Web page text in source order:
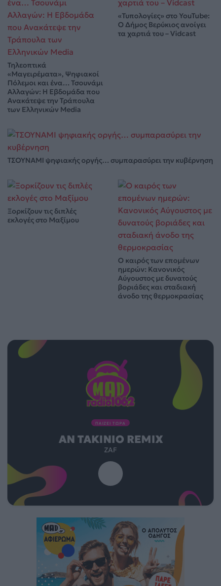
Τηλεοπτικά
«Μαγειρέματα», Ψηφιακοί
Πόλεμοι και ένα… Τσουνάμι
Αλλαγών: Η Εβδομάδα που
Ανακάτεψε την Τράπουλα
των Ελληνικών Media
«Τυπολογίες» στο YouTube:
Ο Δήμος Βερύκιος ανοίγει
τα χαρτιά του – Vidcast
ΤΣΟΥΝΑΜΙ ψηφιακής οργής… συμπαρασύρει την κυβέρνηση
Ξορκίζουν τις διπλές
εκλογές στο Μαξίμου
Ο καιρός των επομένων
ημερών: Κανονικός
Αύγουστος με δυνατούς
βοριάδες και σταδιακή
άνοδο της θερμοκρασίας
ΠΑΙΖΕΙ ΤΩΡΑ
ΑΝ TAKINIO REMIX
ZAF